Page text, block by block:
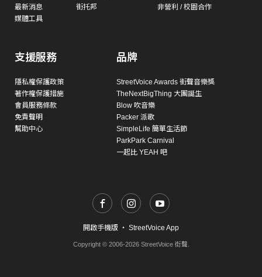
最新消息
媒體工具
街托邦
非營利 / 校園合作
支援服務
隱私權保護政策
著作權保護措施
會員服務條款
免責聲明
幫助中心
品牌
StreetVoice Awards 街聲音樂獎
TheNextBigThing 大團誕生
Blow 吹音樂
Packer 派歌
SimpleLife 簡單生活節
ParkPark Carnival
一起比 YEAH 吧
開啟手機版 ・ StreetVoice App
Copyright © 2006-2026 StreetVoice 街聲.